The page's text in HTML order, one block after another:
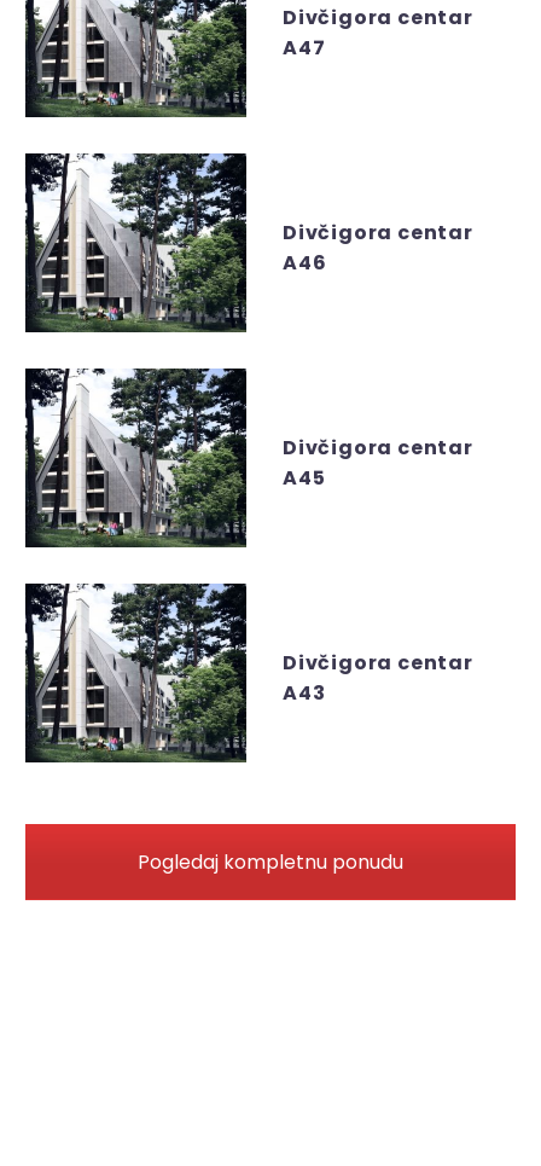
Divčigora centar
A47
Divčigora centar
A46
Divčigora centar
A45
Divčigora centar
A43
Pogledaj kompletnu ponudu